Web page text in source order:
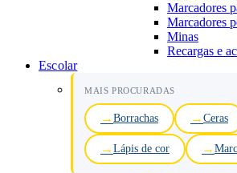
Marcadores
Marcadores
Minas
Recargas e
Escolar
MAIS PROCURADAS
Borrachas Ceras
Lápis de cor